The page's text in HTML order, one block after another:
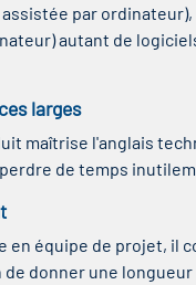
par
autant de
larges
maîtrise l'anglais
de temps
en équipe de projet, il
donner une